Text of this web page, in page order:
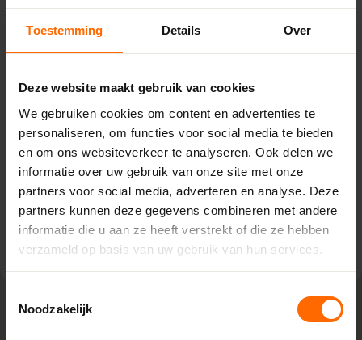
Toestemming Details Over
Deze website maakt gebruik van cookies
We gebruiken cookies om content en advertenties te
personaliseren, om functies voor social media te bieden
en om ons websiteverkeer te analyseren. Ook delen we
informatie over uw gebruik van onze site met onze
partners voor social media, adverteren en analyse. Deze
partners kunnen deze gegevens combineren met andere
informatie die u aan ze heeft verstrekt of die ze hebben
verzameld op basis van uw gebruik van hun services.
Noodzakelijk
Pick-up point
De Korterak 28,
5306 TD Brakel
0513335000
brakel@skodora.nl
Selecteren als mijn vestiging
Bekijk vestiging info